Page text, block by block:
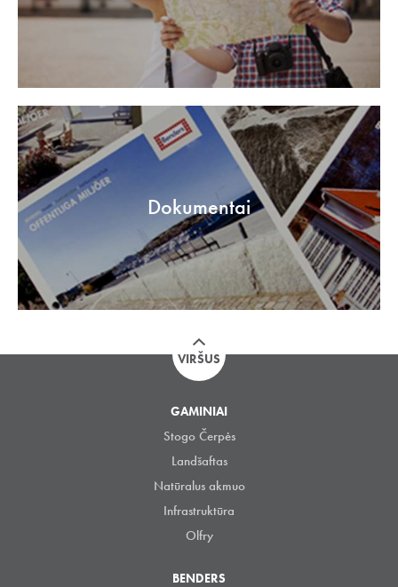
Dokumentai
VIRŠUS
GAMINIAI
Stogo Čerpės
Landšaftas
Natūralus akmuo
Infrastruktūra
Olfry
BENDERS